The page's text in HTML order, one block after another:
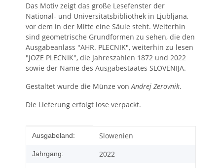
Das Motiv zeigt das große Lesefenster der
National- und Universitätsbibliothek in Ljubljana,
vor dem in der Mitte eine Säule steht. Weiterhin
sind geometrische Grundformen zu sehen, die den
Ausgabeanlass "AHR. PLECNIK", weiterhin zu lesen
"JOZE PLECNIK", die Jahreszahlen 1872 und 2022
sowie der Name des Ausgabestaates SLOVENIJA.
Gestaltet wurde die Münze von Andrej Zerovnik.
Die Lieferung erfolgt lose verpackt.
Produkteigenschaft
Wert
Ausgabeland: Slowenien
Jahrgang: 2022